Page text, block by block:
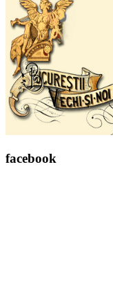
facebook